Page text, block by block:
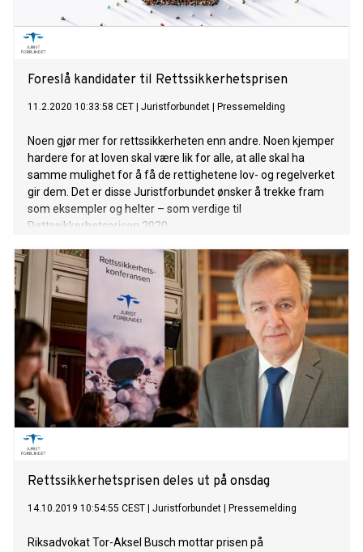
Foreslå kandidater til Rettssikkerhetsprisen
11.2.2020 10:33:58 CET Juristforbundet Pressemelding
Noen gjør mer for rettssikkerheten enn andre. Noen kjemper
hardere for at loven skal være lik for alle, at alle skal ha
samme mulighet for å få de rettighetene lov- og regelverket
gir dem. Det er disse Juristforbundet ønsker å trekke fram
som eksempler og helter – som verdige til
Rettssikkerhetsprisen 2020.
Rettssikkerhetsprisen deles ut på onsdag
14.10.2019 10:54:55 CEST Juristforbundet Pressemelding
Riksadvokat Tor-Aksel Busch mottar prisen på